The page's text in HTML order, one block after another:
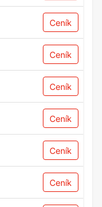
Ceník
Ceník
Ceník
Ceník
Ceník
Ceník